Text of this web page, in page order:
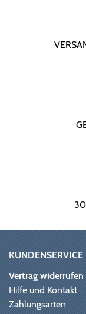
30
KUNDENSERVICE
Vertrag widerrufen
Hilfe und Kontakt
Zahlungsarten